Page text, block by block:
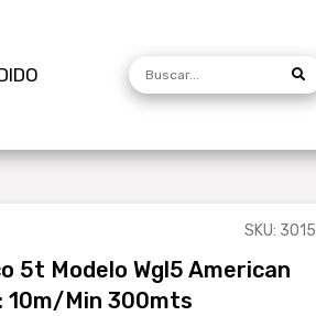
SKU: 3015
5t Modelo Wgl5 American
10m/min 300mts